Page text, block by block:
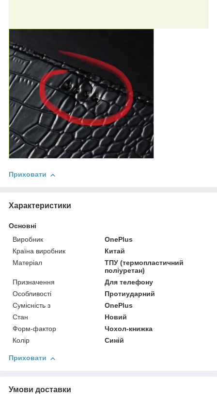
Приховати
Характеристики
Основні
Виробник
OnePlus
Країна виробник
Китай
Матеріал
ТПУ (термопластичний
поліуретан)
Призначення
Для телефону
Особливості
Протиударний
Сумісність з
OnePlus
Стан
Новий
Форм-фактор
Чохол-книжка
Колір
Синій
Приховати
Умови доставки